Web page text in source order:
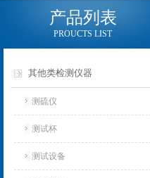
产品列表
PROUCTS LIST
其他类检测仪器
测硫仪
测试杯
测试设备